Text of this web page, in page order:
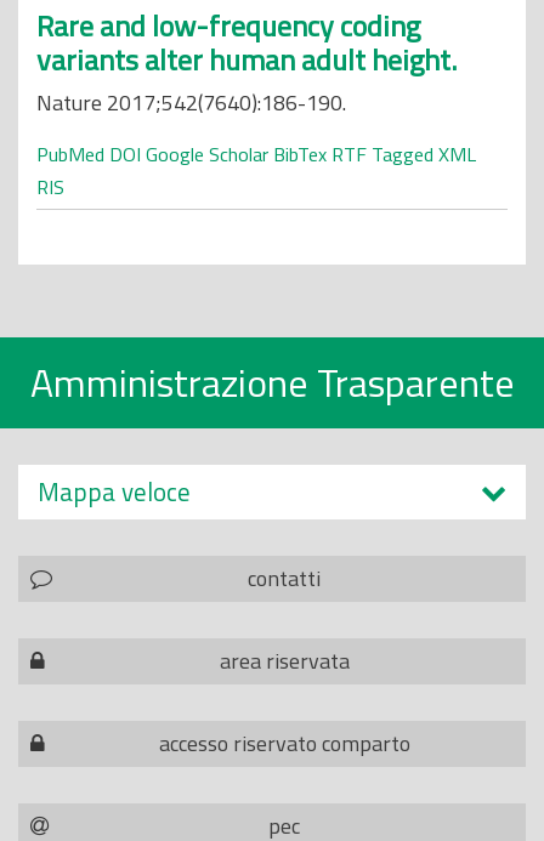
Rare and low-frequency coding
variants alter human adult height.
Nature 2017;542(7640):186-190.
PubMed DOI Google Scholar BibTex RTF Tagged XML
RIS
Amministrazione Trasparente
Mappa veloce
contatti
area riservata
accesso riservato comparto
pec